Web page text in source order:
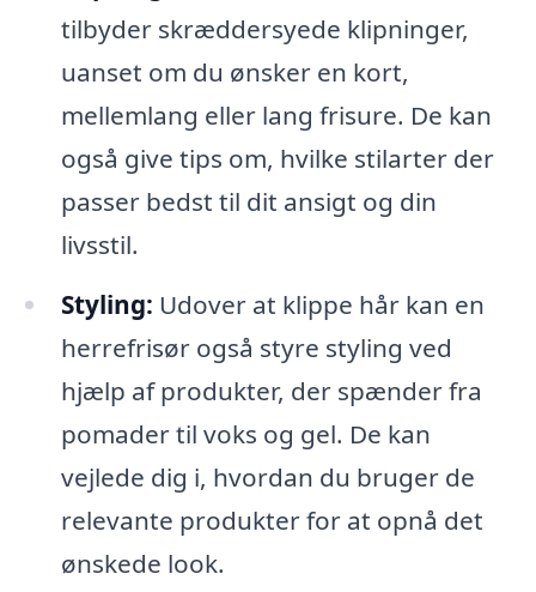
tilbyder skræddersyede klipninger,
uanset om du ønsker en kort,
mellemlang eller lang frisure. De kan
også give tips om, hvilke stilarter der
passer bedst til dit ansigt og din
livsstil.
Styling: Udover at klippe hår kan en
herrefrisør også styre styling ved
hjælp af produkter, der spænder fra
pomader til voks og gel. De kan
vejlede dig i, hvordan du bruger de
relevante produkter for at opnå det
ønskede look.